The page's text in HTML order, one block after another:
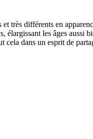
très différents en
les âges aussi
cela dans un esprit de